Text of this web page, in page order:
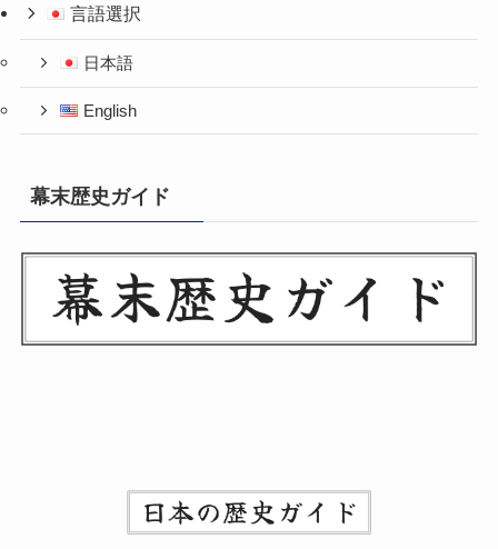
言語選択
日本語
English
幕末歴史ガイド